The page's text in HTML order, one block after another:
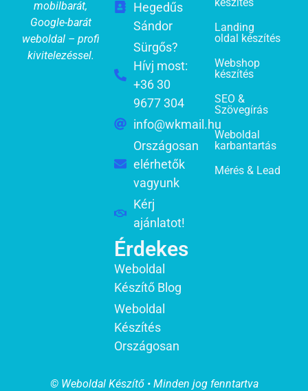
mobilbarát,
Google-barát
weboldal – profi
kivitelezéssel.
Hegedűs
Sándor
Sürgős?
Hívj most:
+36 30
9677 304
info@wkmail.hu
Országosan
elérhetők
vagyunk
Kérj
ajánlatot!
Érdekes
Weboldal
Készítő Blog
Weboldal
Készítés
Országosan
Landing
oldal készítés
Webshop
készítés
SEO &
Szövegírás
Weboldal
karbantartás
Mérés & Lead
© Weboldal Készítő • Minden jog fenntartva